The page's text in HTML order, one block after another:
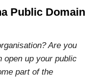
Public Domain
Are you
open up your public
part of the